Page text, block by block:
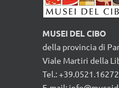
MUSEI DEL CIBO
della provincia di
Viale Martiri della
Tel.: